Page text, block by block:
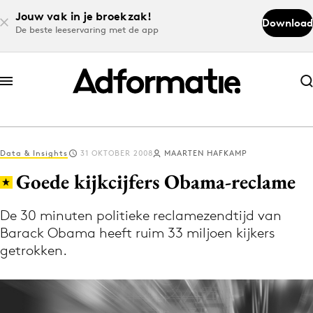
Jouw vak in je broekzak!
De beste leeservaring met de app
Download
Abonneer nu
Abonneer nu
Log in
Download de app
Volg het laatste nieuws via de Adformatie
Data & Insights 31 OKTOBER 2008 MAARTEN HAFKAMP
Goede kijkcijfers Obama-reclame
De 30 minuten politieke reclamezendtijd van
Barack Obama heeft ruim 33 miljoen kijkers
getrokken.